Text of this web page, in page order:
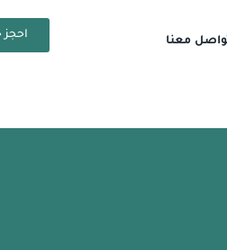
معنا احجز